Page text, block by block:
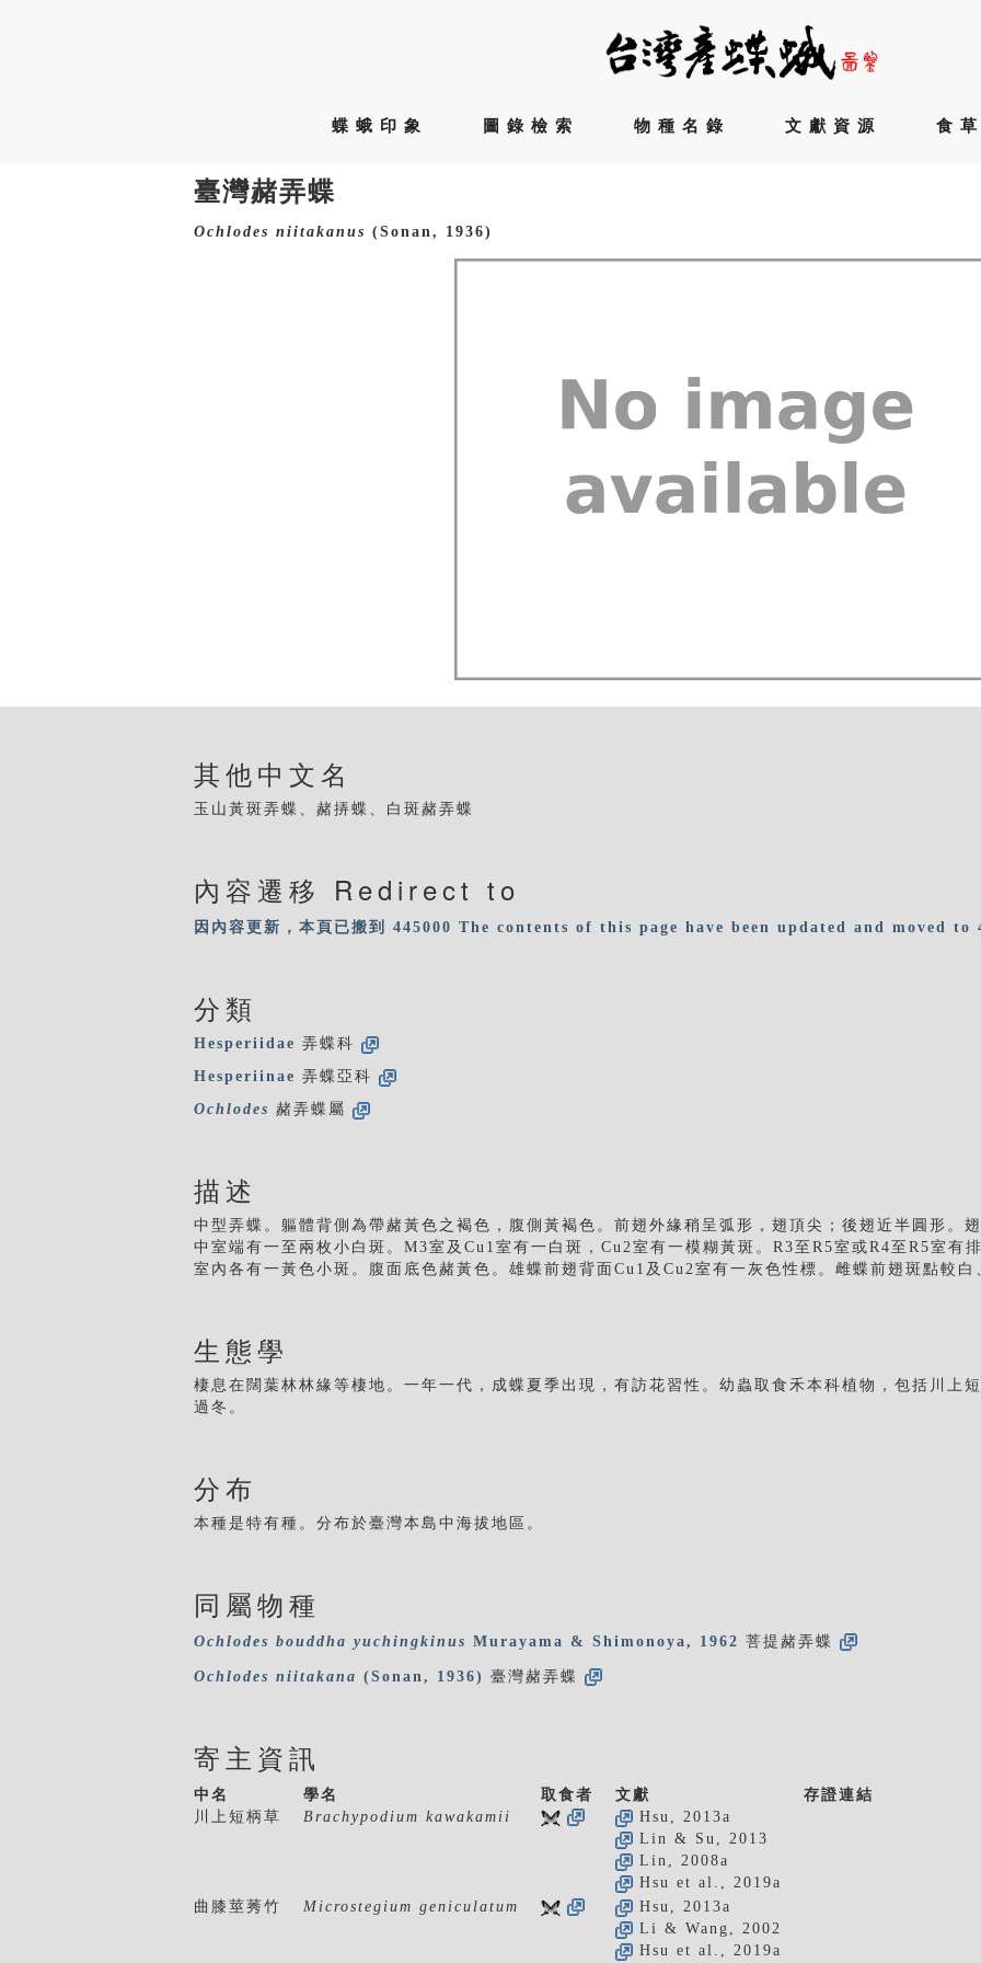
蝶蛾印象 圖錄檢索 物種名錄 文獻資源 食
臺灣赭弄蝶
Ochlodes niitakanus (Sonan, 1936)
其他中文名
玉山黃斑弄蝶、赭挵蝶、白斑赭弄蝶
內容遷移 Redirect to
因內容更新，本頁已搬到 445000 The contents of this page have been updated and moved to
分類
Hesperiidae 弄蝶科
Hesperiinae 弄蝶亞科
Ochlodes 赭弄蝶屬
描述
中型弄蝶。軀體背側為帶赭黃色之褐色，腹側黃褐色。前翅外緣稍呈弧形，翅頂尖；後翅近半圓形。
中室端有一至兩枚小白斑。M3室及Cu1室有一白斑，Cu2室有一模糊黃斑。R3至R5室或R4至R5室有
室內各有一黃色小斑。腹面底色赭黃色。雄蝶前翅背面Cu1及Cu2室有一灰色性標。雌蝶前翅斑點較白
生態學
棲息在闊葉林林緣等棲地。一年一代，成蝶夏季出現，有訪花習性。幼蟲取食禾本科植物，包括川上
過冬。
分布
本種是特有種。分布於臺灣本島中海拔地區。
同屬物種
Ochlodes bouddha yuchingkinus Murayama & Shimonoya, 1962 菩提赭弄蝶
Ochlodes niitakana (Sonan, 1936) 臺灣赭弄蝶
寄主資訊
中名 學名 取食者 文獻 存證連結
川上短柄草 Brachypodium kawakamii
Hsu, 2013a
Lin & Su, 2013
Lin, 2008a
Hsu et al., 2019a
曲膝莖莠竹
Microstegium geniculatum
Hsu, 2013a
Li & Wang, 2002
Hsu et al., 2019a